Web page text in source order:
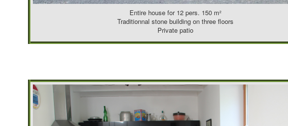
Entire house for 12 pers. 150 m²
Traditionnal stone building on three floors
Private patio